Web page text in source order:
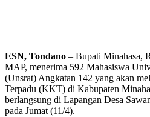
ESN, Tondano – Bupati Minahasa,
MAP, menerima 592 Mahasiswa
(Unsrat) Angkatan 142 yang akan
Terpadu (KKT) di Kabupaten
berlangsung di Lapangan Desa
pada Jumat (11/4).